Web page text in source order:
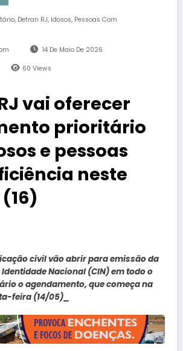
, Detran RJ, Idosos, Pessoas Com
14 De Maio De 2026
60 Views
vai oferecer
prioritário
e pessoas
neste
civil vão abrir para emissão da
Nacional (CIN) em todo o
o agendamento, que começa na
feira (14/05)_